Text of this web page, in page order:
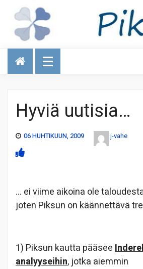
Talous
Hyviä uutisia…
06 HUHTIKUUN, 2009 j-vahe
… ei viime aikoina ole
joten Piksun on käännettävä
1) Piksun kautta pääsee
analyyseihin, jotka aiemmin